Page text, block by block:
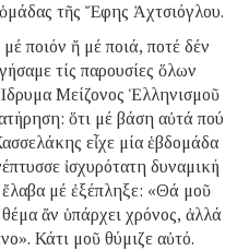
τῆς Ἔφης Ἀχτσιόγλου.
ποιόν ἤ μέ ποιά, ποτέ δέν
τίς παρουσίες ὅλων
Μείζονος Ἑλληνισμοῦ
ὅτι μέ βάση αὐτά πού
εἶχε μία ἑβδομάδα
ἰσχυρότατη δυναμική
μέ ἐξέπληξε: «Θά μοῦ
θέμα ἄν ὑπάρχει χρόνος, ἀλλά
Κάτι μοῦ θύμιζε αὐτό.